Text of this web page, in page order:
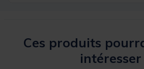
Ces produits
intéresser